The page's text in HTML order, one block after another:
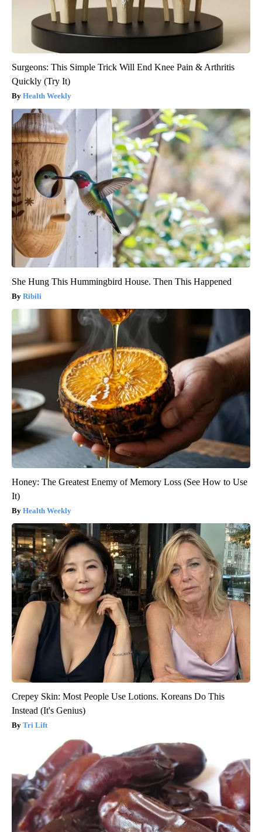
Surgeons: This Simple Trick Will End Knee Pain & Arthritis
Quickly (Try It)
Health Weekly
She Hung This Hummingbird House. Then This Happened
Ribili
Honey: The Greatest Enemy of Memory Loss (See How to Use
It)
Health Weekly
Crepey Skin: Most People Use Lotions. Koreans Do This
Instead (It's Genius)
Tri Lift